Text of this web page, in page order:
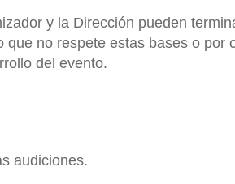
y la Dirección pueden
que no respete estas bases o por
del evento.
audiciones.